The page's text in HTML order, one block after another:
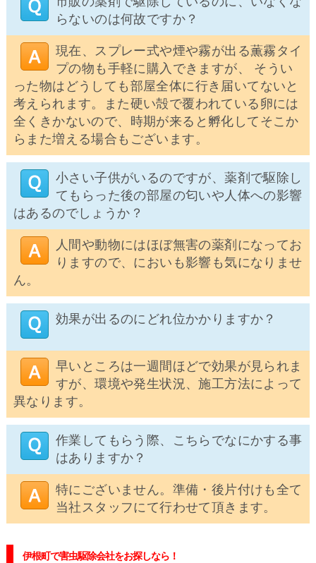
らないのは何故ですか？
現在、スプレー式や煙や霧が出る薫霧タイ
プの物も手軽に購入できますが、 そうい
った物はどうしても部屋全体に行き届いてないと
考えられます。また硬い殻で覆われている卵には
全くきかないので、時期が来ると孵化してそこか
らまた増える場合もございます。
小さい子供がいるのですが、薬剤で駆除し
てもらった後の部屋の匂いや人体への影響
はあるのでしょうか？
人間や動物にはほぼ無害の薬剤になってお
りますので、においも影響も気になりませ
ん。
効果が出るのにどれ位かかりますか？
早いところは一週間ほどで効果が見られま
すが、環境や発生状況、施工方法によって
異なります。
作業してもらう際、こちらでなにかする事
はありますか？
特にございません。準備・後片付けも全て
当社スタッフにて行わせて頂きます。
伊根町で害虫駆除会社をお探しなら！